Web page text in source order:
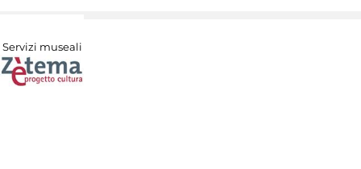
Servizi museali